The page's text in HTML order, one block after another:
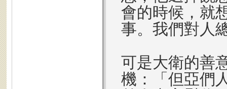
會的時候，就
事。我們對人
可是大衛的善
機：「但亞們